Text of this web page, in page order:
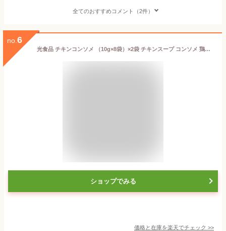
全てのおすすめコメント（2件）
no. 6
光食品 チキンコンソメ （10g×8袋）×2袋 チキンスープ コンソメ 鶏ガラ 鶏がら 有機 国産若鶏 無添加 無化調 液体タイプ 小袋 使い切り 小分け スープ だし 調味だし スープ 万能だし 送料無料
ショップでみる
価格と在庫を楽天でチェック >>